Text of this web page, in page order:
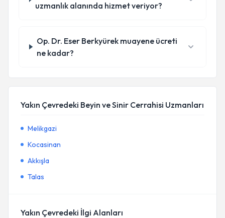
uzmanlık alanında hizmet veriyor?
Op. Dr. Eser Berkyürek muayene ücreti
ne kadar?
Yakın Çevredeki Beyin ve Sinir Cerrahisi Uzmanları
Melikgazi
Kocasinan
Akkışla
Talas
Yakın Çevredeki İlgi Alanları